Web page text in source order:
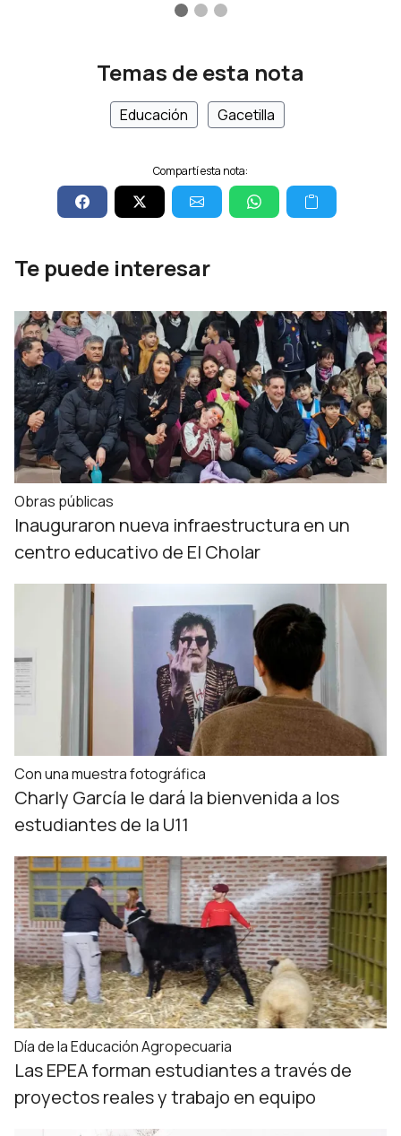
Temas de esta nota
Educación Gacetilla
Compartí esta nota:
Te puede interesar
Obras públicas
Inauguraron nueva infraestructura en un
centro educativo de El Cholar
Con una muestra fotográfica
Charly García le dará la bienvenida a los
estudiantes de la U11
Día de la Educación Agropecuaria
Las EPEA forman estudiantes a través de
proyectos reales y trabajo en equipo